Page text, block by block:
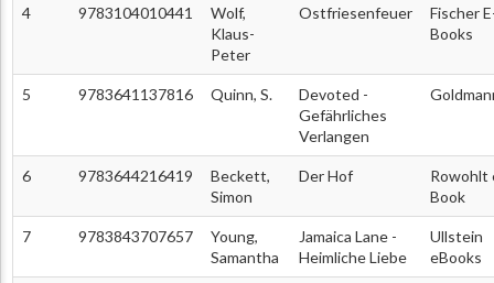
4 9783104010441
Wolf,
Klaus-
Peter
Ostfriesenfeuer
Fischer
Books
5 9783641137816 Quinn, S.
Devoted -
Gefährliches
Verlangen
6 9783644216419
Beckett,
Simon
Der Hof
Rowohlt
Book
7 9783843707657
Young,
Samantha
Jamaica Lane -
Heimliche Liebe
Ullstein
eBooks